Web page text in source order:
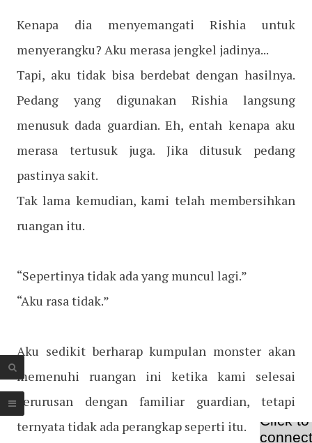
Kenapa dia menyemangati Rishia untuk
menyerangku? Aku merasa jengkel jadinya...
Tapi, aku tidak bisa berdebat dengan hasilnya.
Pedang yang digunakan Rishia langsung
menusuk dada guardian. Eh, entah kenapa aku
merasa tertusuk juga. Jika ditusuk pedang
pastinya sakit.
Tak lama kemudian, kami telah membersihkan
ruangan itu.
“Sepertinya tidak ada yang muncul lagi.”
“Aku rasa tidak.”
Aku sedikit berharap kumpulan monster akan
memenuhi ruangan ini ketika kami selesai
berurusan dengan familiar guardian, tetapi
ternyata tidak ada perangkap seperti itu.